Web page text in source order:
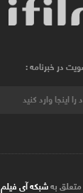
در خبرنامه :
بهشبکه آی فیلم